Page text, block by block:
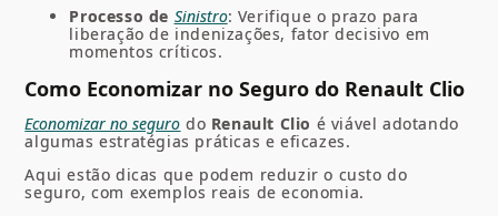
Processo de Sinistro: Verifique o prazo para
liberação de indenizações, fator decisivo em
momentos críticos.
Como Economizar no Seguro do Renault Clio
Economizar no seguro do Renault Clio é viável adotando
algumas estratégias práticas e eficazes.
Aqui estão dicas que podem reduzir o custo do
seguro, com exemplos reais de economia.